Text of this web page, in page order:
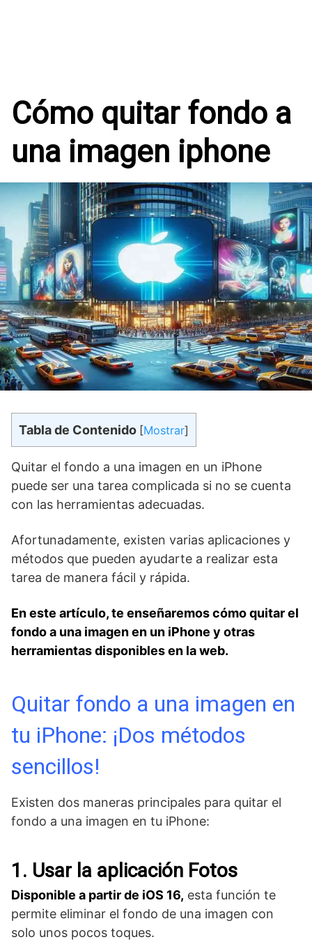
Cómo quitar fondo a
una imagen iphone
Tabla de Contenido [Mostrar]
Quitar el‌ fondo a una imagen en un iPhone​
puede ser‍ una tarea⁢ complicada si no se cuenta
con las herramientas adecuadas.
Afortunadamente, existen ⁤varias aplicaciones y
métodos que⁤ pueden ayudarte ⁤a realizar esta
tarea de manera fácil y rápida.
En este artículo, te ⁢enseñaremos cómo quitar el
fondo a una imagen en un iPhone y otras
herramientas disponibles en la web.
Quitar fondo a una imagen en
tu iPhone: ¡Dos métodos
sencillos!
Existen dos maneras principales para quitar el
fondo a una imagen en tu iPhone:
1. Usar la aplicación Fotos
Disponible a partir de iOS 16, esta función te
permite eliminar el fondo de una imagen con
solo unos pocos toques.